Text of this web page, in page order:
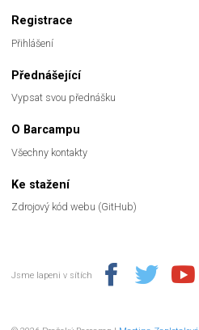
Registrace
Přihlášení
Přednášející
Vypsat svou přednášku
O Barcampu
Všechny kontakty
Ke stažení
Zdrojový kód webu (GitHub)
Jsme lapeni v sítích